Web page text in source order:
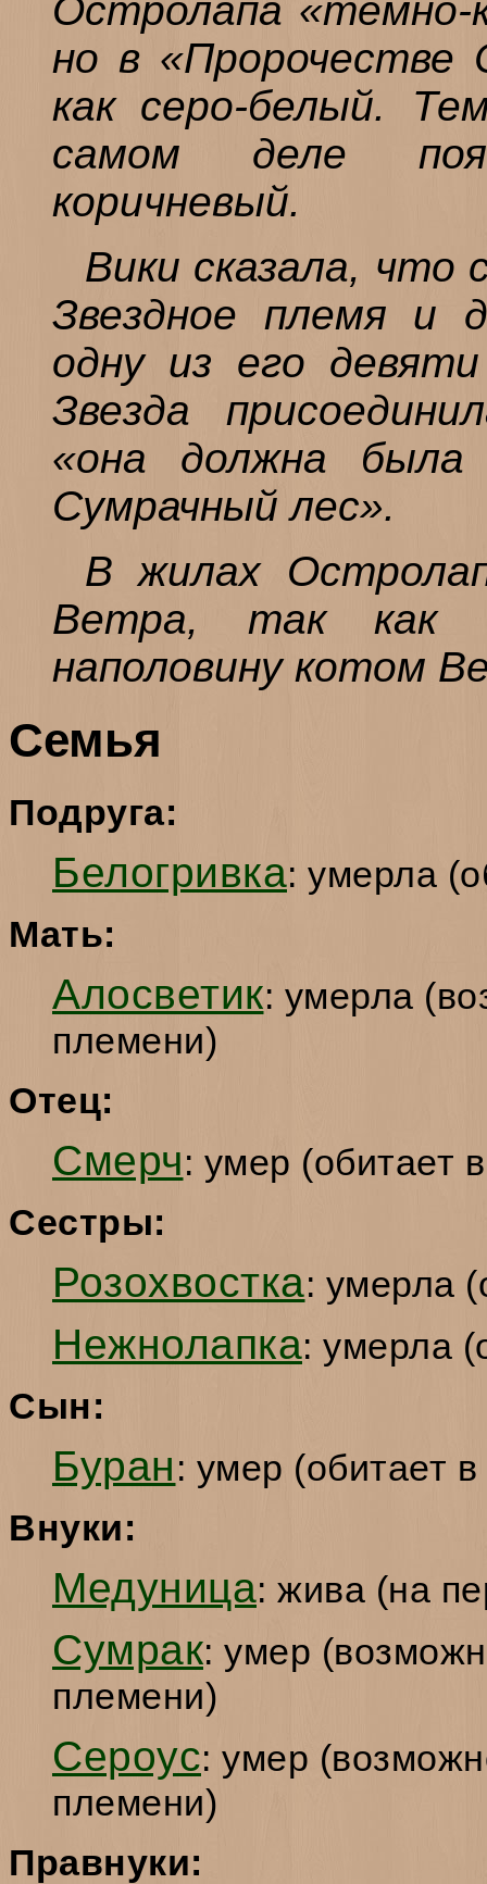
Остролапа «темно-
но в «Пророчестве
как серо-белый.
самом деле
коричневый.
Вики сказала, что
Звездное племя и
одну из его
Звезда
«она должна
Сумрачный лес».
В жилах
Ветра, так как
наполовину котом
Семья
Подруга:
Белогривка: умерла
Мать:
Алосветик: умерла
племени)
Отец:
Смерч: умер (обитает
Сестры:
Розохвостка: умерла
Нежнолапка: умерла
Сын:
Буран: умер (обитает
Внуки:
Медуница: жива (на
Сумрак: умер
племени)
Сероус: умер
племени)
Правнуки: